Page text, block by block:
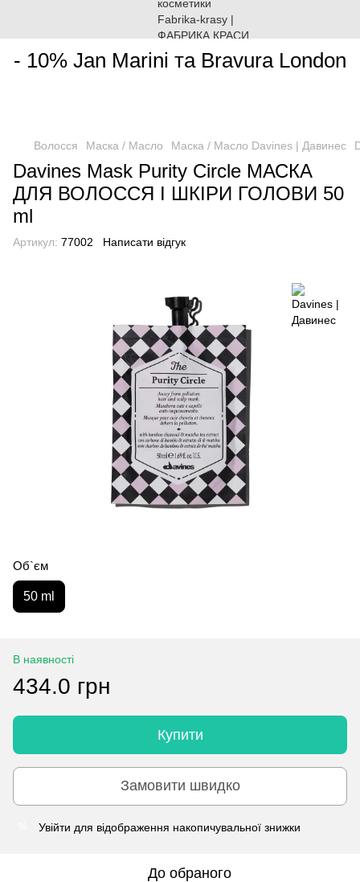
- 10% Jan Marini та Bravura London
Волосся Маска / Масло Маска / Масло Davines | Давинес
Davines Mask Purity Circle МАСКА
ДЛЯ ВОЛОССЯ І ШКІРИ ГОЛОВИ 50
ml
Артикул: 77002 Написати відгук
Об`єм
50 ml
В наявності
434.0 грн
Купити
Замовити швидко
Увійти для відображення накопичувальної знижки
До обраного